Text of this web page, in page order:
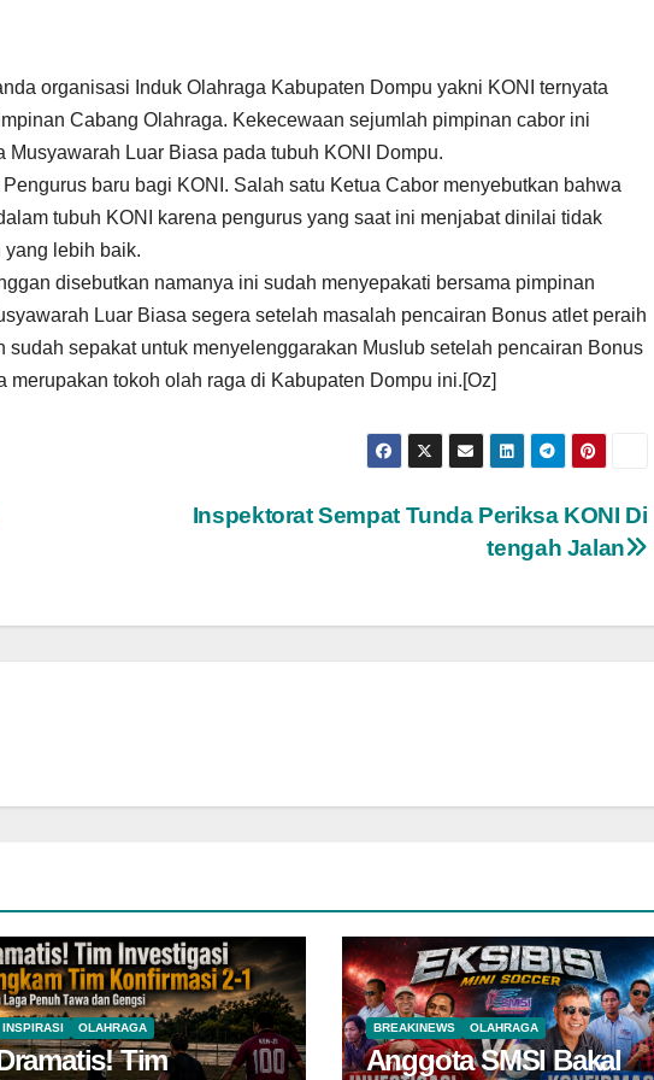
organisasi Induk Olahraga Kabupaten Dompu yakni KONI ternyata
Cabang Olahraga. Kekecewaan sejumlah pimpinan cabor ini
Luar Biasa pada tubuh KONI Dompu.
baru bagi KONI. Salah satu Ketua Cabor menyebutkan bahwa
tubuh KONI karena pengurus yang saat ini menjabat dinilai tidak
yang lebih baik.
disebutkan namanya ini sudah menyepakati bersama pimpinan
Luar Biasa segera setelah masalah pencairan Bonus atlet peraih
sudah sepakat untuk menyelenggarakan Muslub setelah pencairan Bonus
tokoh olah raga di Kabupaten Dompu ini.[Oz]
Inspektorat Sempat Tunda Periksa KONI Di
tengah Jalan
INSPIRASI OLAHRAGA
Tim
BREAKINEWS OLAHRAGA
Anggota SMSI Bakal